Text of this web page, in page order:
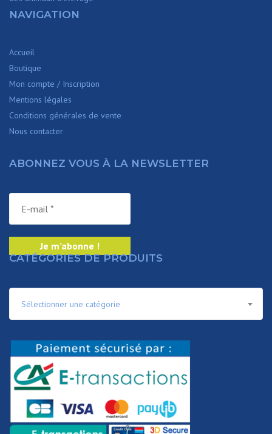
NAVIGATION
Accueil
Boutique
Mon compte / Inscription
Mentions légales
Conditions générales de vente
Nous contacter
ABONNEZ VOUS À LA NEWSLETTER
CATÉGORIES DE PRODUITS
Sélectionner une catégorie